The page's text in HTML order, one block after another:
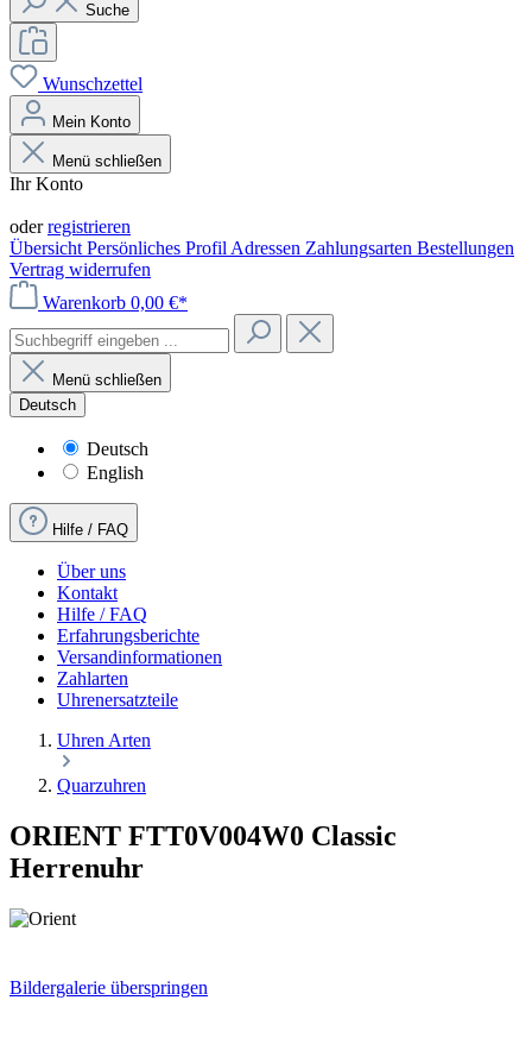
Suche
Wunschzettel
Mein Konto
Menü schließen
Ihr Konto
oderregistrieren
Übersicht Persönliches Profil Adressen Zahlungsarten Bestellungen
Vertrag widerrufen
Warenkorb 0,00 €*
Menü schließen
Deutsch
Deutsch
English
Hilfe / FAQ
Über uns
Kontakt
Hilfe / FAQ
Erfahrungsberichte
Versandinformationen
Zahlarten
Uhrenersatzteile
Uhren Arten
Quarzuhren
ORIENT FTT0V004W0 Classic
Herrenuhr
Bildergalerie überspringen